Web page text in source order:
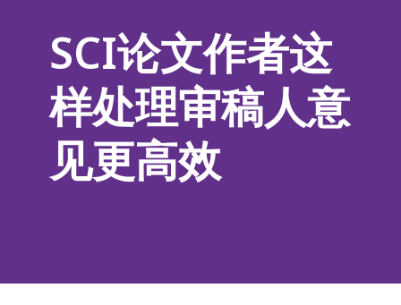
SCI论文作者这
样处理审稿人意
见更高效